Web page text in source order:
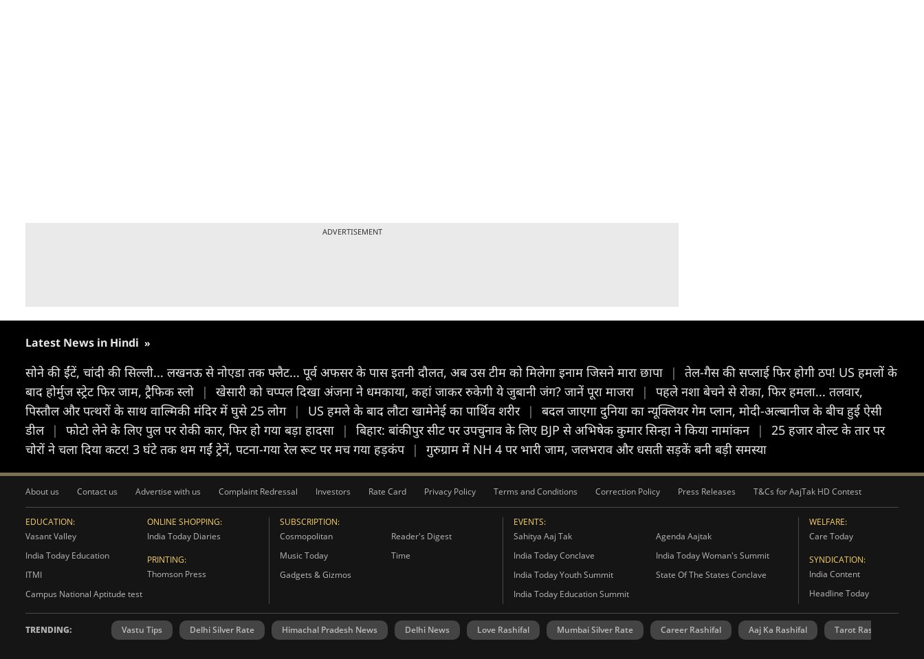
ADVERTISEMENT
Latest News in Hindi »
सोने की ईंटें, चांदी की सिल्ली... लखनऊ से नोएडा तक फ्लैट... पूर्व अफसर के पास इतनी दौलत, अब उस टीम को मिलेगा इनाम जिसने मारा छापा |
तेल-गैस की सप्लाई फिर होगी ठप! US हमलों के
बाद होर्मुज स्ट्रेट फिर जाम, ट्रैफिक स्लो
| खेसारी को चप्पल दिखा अंजना ने धमकाया, कहां जाकर रुकेगी ये जुबानी जंग? जानें पूरा माजरा |
पहले नशा बेचने से रोका, फिर हमला... तलवार,
पिस्तौल और पत्थरों के साथ वाल्मिकी मंदिर में घुसे 25 लोग | US हमले के बाद लौटा खामेनेई का पार्थिव शरीर |
बदल जाएगा दुनिया का न्यूक्लियर गेम प्लान, मोदी-अल्बानीज के बीच हुई ऐसी
डील | फोटो लेने के लिए पुल पर रोकी कार, फिर हो गया बड़ा हादसा | बिहार: बांकीपुर सीट पर उपचुनाव के लिए BJP से अभिषेक कुमार सिन्हा ने किया नामांकन |
25 हजार वोल्ट के तार पर
चोरों ने चला दिया कटर! 3 घंटे तक थम गईं ट्रेनें, पटना-गया रेल रूट पर मच गया हड़कंप | गुरुग्राम में NH 4 पर भारी जाम, जलभराव और धसती सड़कें बनी बड़ी समस्या
About us Contact us Advertise with us Complaint Redressal Investors Rate Card Privacy Policy Terms and Conditions Correction Policy Press Releases T&Cs for AajTak HD Contest
EDUCATION:
Vasant Valley
India Today Education
ITMI
Campus National Aptitude test
ONLINE SHOPPING:
India Today Diaries
PRINTING:
Thomson Press
SUBSCRIPTION:
Cosmopolitan
Reader's Digest
Music Today
Time
Gadgets & Gizmos
EVENTS:
Sahitya Aaj Tak
Agenda Aajtak
India Today Conclave
India Today Woman's Summit
India Today Youth Summit
State Of The States Conclave
India Today Education Summit
WELFARE:
Care Today
SYNDICATION:
India Content
Headline Today
TRENDING: Vastu Tips Delhi Silver Rate Himachal Pradesh News Delhi News Love Rashifal Mumbai Silver Rate Career Rashifal Aaj Ka Rashifal Tarot Rashifal